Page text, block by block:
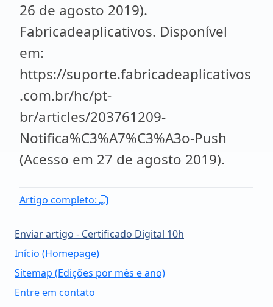
26 de agosto 2019).
Fabricadeaplicativos. Disponível
em:
https://suporte.fabricadeaplicativos
.com.br/hc/pt-
br/articles/203761209-
Notifica%C3%A7%C3%A3o-Push
(Acesso em 27 de agosto 2019).
Artigo completo:
Enviar artigo - Certificado Digital 10h
Início (Homepage)
Sitemap (Edições por mês e ano)
Entre em contato